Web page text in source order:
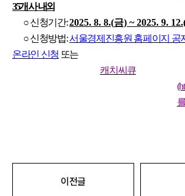
35개 사 내외
○신청기간:2025. 8. 8.(금) ~ 2025. 9.
○신청방법:서울경제진흥원 홈페이지 공
온라인 신청 또는
캐치씨큐
이전글